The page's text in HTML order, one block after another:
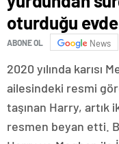
oturduğu
ABONE OL News
2020 yılında karısı
ailesindeki resmi
taşınan Harry, artık
resmen beyan etti.